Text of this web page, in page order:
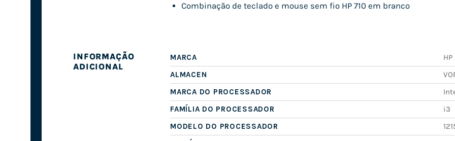
Combinação de teclado e mouse sem fio HP 710 em branco
INFORMAÇÃO
ADICIONAL
MARCA
HP
ALMACEN
MARCA DO PROCESSADOR
FAMÍLIA DO PROCESSADOR
i3
MODELO DO PROCESSADOR